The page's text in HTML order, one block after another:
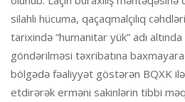
silahlı hücuma, qaçaqmalçılıq
tarixində “humanitar yük” adı
göndərilməsi təxribatına
bölgədə fəaliyyət göstərən BQXK ilə
etdirərək erməni sakinlərin tibbi